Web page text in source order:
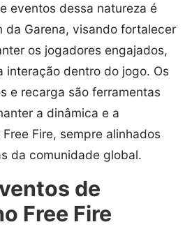
eventos dessa natureza é
da Garena, visando fortalecer
os jogadores engajados,
interação dentro do jogo. Os
e recarga são ferramentas
a dinâmica e a
Fire, sempre alinhados
da comunidade global.
de
Free Fire